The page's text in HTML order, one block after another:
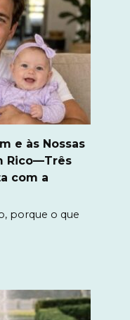
e às Nossas
Rico—Três
com a
porque o que